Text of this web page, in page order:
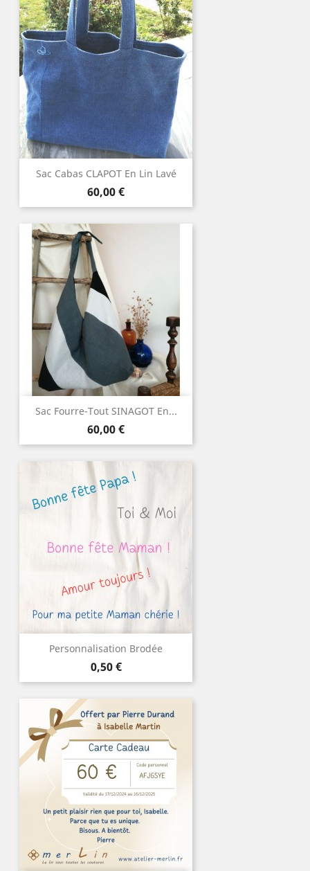
Sac Cabas CLAPOT En Lin Lavé
Prix
60,00 €
Sac Fourre-Tout SINAGOT En...
Prix
60,00 €
Personnalisation Brodée
Prix
0,50 €